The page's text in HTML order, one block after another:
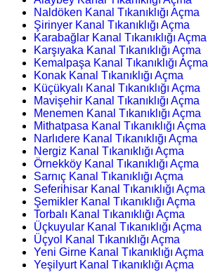
Naldöken Kanal Tıkanıklığı Açma
Şirinyer Kanal Tıkanıklığı Açma
Karabağlar Kanal Tıkanıklığı Açma
Karşıyaka Kanal Tıkanıklığı Açma
Kemalpaşa Kanal Tıkanıklığı Açma
Konak Kanal Tıkanıklığı Açma
Küçükyalı Kanal Tıkanıklığı Açma
Mavişehir Kanal Tıkanıklığı Açma
Menemen Kanal Tıkanıklığı Açma
Mithatpasa Kanal Tıkanıklığı Açma
Narlıdere Kanal Tıkanıklığı Açma
Nergiz Kanal Tıkanıklığı Açma
Örnekköy Kanal Tıkanıklığı Açma
Sarnıç Kanal Tıkanıklığı Açma
Seferihisar Kanal Tıkanıklığı Açma
Şemikler Kanal Tıkanıklığı Açma
Torbalı Kanal Tıkanıklığı Açma
Üçkuyular Kanal Tıkanıklığı Açma
Üçyol Kanal Tıkanıklığı Açma
Yeni Girne Kanal Tıkanıklığı Açma
Yeşilyurt Kanal Tıkanıklığı Açma